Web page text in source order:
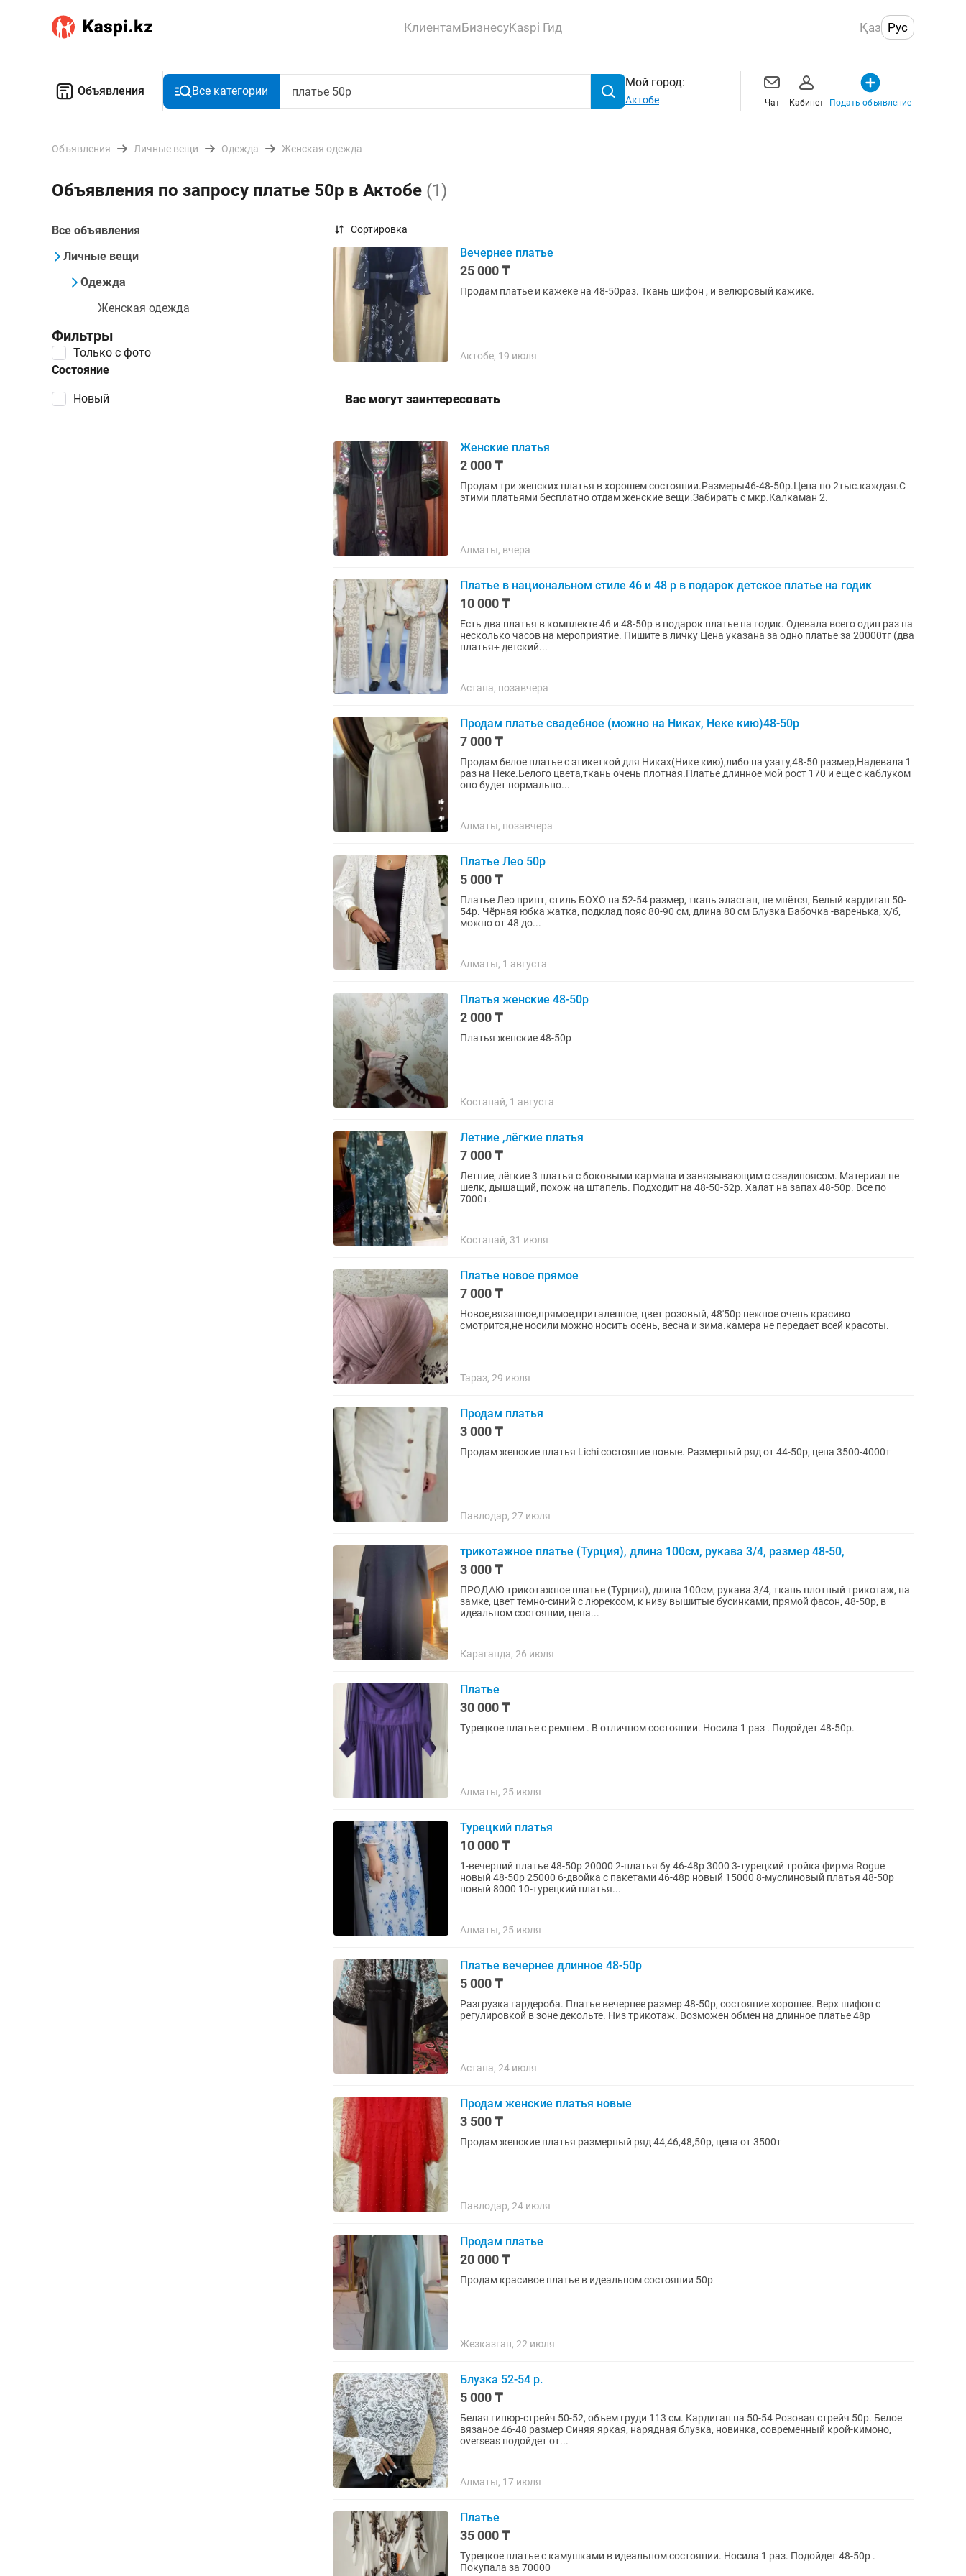
КлиентамБизнесуKaspi Гид Қаз Рус
Объявления Все категории
Мой город:
Актобе Чат Кабинет Подать объявление
Объявления Личные вещи Одежда Женская одежда
Объявления по запросу платье 50р в Актобе (1)
Все объявления
Личные вещи
Одежда
Женская одежда
Фильтры
Состояние
Новый
Только с фото
Сортировка
Вечернее платье
25 000 ₸
Продам платье и кажеке на 48-50раз. Ткань шифон , и велюровый кажике.
Актобе, 19 июля
Вас могут заинтересовать
Женские платья
2 000 ₸
Продам три женских платья в хорошем состоянии.Размеры46-48-50р.Цена по 2тыс.каждая.С
этими платьями бесплатно отдам женские вещи.Забирать с мкр.Калкаман 2.
Алматы, вчера
Платье в национальном стиле 46 и 48 р в подарок детское платье на годик
10 000 ₸
Есть два платья в комплекте 46 и 48-50р в подарок платье на годик. Одевала всего один раз на
несколько часов на мероприятие. Пишите в личку Цена указана за одно платье за 20000тг (два
платья+ детский...
Астана, позавчера
Продам платье свадебное (можно на Никах, Неке кию)48-50р
7 000 ₸
Продам белое платье с этикеткой для Никах(Нике кию),либо на узату,48-50 размер,Надевала 1
раз на Неке.Белого цвета,ткань очень плотная.Платье длинное мой рост 170 и еще с каблуком
оно будет нормально...
Алматы, позавчера
Платье Лео 50р
5 000 ₸
Платье Лео принт, стиль БОХО на 52-54 размер, ткань эластан, не мнётся, Белый кардиган 50-
54р. Чёрная юбка жатка, подклад пояс 80-90 см, длина 80 см Блузка Бабочка -варенька, х/б,
можно от 48 до...
Алматы, 1 августа
Платья женские 48-50р
2 000 ₸
Платья женские 48-50р
Костанай, 1 августа
Летние ,лёгкие платья
7 000 ₸
Летние, лёгкие 3 платья с боковыми кармана и завязывающим с сзадипоясом. Материал не
шелк, дышащий, похож на штапель. Подходит на 48-50-52р. Халат на запах 48-50р. Все по
7000т.
Костанай, 31 июля
Платье новое прямое
7 000 ₸
Новое,вязанное,прямое,приталенное, цвет розовый, 48'50р нежное очень красиво
смотрится,не носили можно носить осень, весна и зима.камера не передает всей красоты.
Тараз, 29 июля
Продам платья
3 000 ₸
Продам женские платья Lichi состояние новые. Размерный ряд от 44-50р, цена 3500-4000т
Павлодар, 27 июля
трикотажное платье (Турция), длина 100см, рукава 3/4, размер 48-50,
3 000 ₸
ПРОДАЮ трикотажное платье (Турция), длина 100см, рукава 3/4, ткань плотный трикотаж, на
замке, цвет темно-синий с люрексом, к низу вышитые бусинками, прямой фасон, 48-50р, в
идеальном состоянии, цена...
Караганда, 26 июля
Платье
30 000 ₸
Турецкое платье с ремнем . В отличном состоянии. Носила 1 раз . Подойдет 48-50р.
Алматы, 25 июля
Турецкий платья
10 000 ₸
1-вечерний платье 48-50р 20000 2-платья бу 46-48р 3000 3-турецкий тройка фирма Rogue
новый 48-50р 25000 6-двойка с пакетами 46-48р новый 15000 8-муслиновый платья 48-50р
новый 8000 10-турецкий платья...
Алматы, 25 июля
Платье вечернее длинное 48-50р
5 000 ₸
Разгрузка гардероба. Платье вечернее размер 48-50р, состояние хорошее. Верх шифон с
регулировкой в зоне декольте. Низ трикотаж. Возможен обмен на длинное платье 48р
Астана, 24 июля
Продам женские платья новые
3 500 ₸
Продам женские платья размерный ряд 44,46,48,50р, цена от 3500т
Павлодар, 24 июля
Продам платье
20 000 ₸
Продам красивое платье в идеальном состоянии 50р
Жезказган, 22 июля
Блузка 52-54 р.
5 000 ₸
Белая гипюр-стрейч 50-52, объем груди 113 см. Кардиган на 50-54 Розовая стрейч 50р. Белое
вязаное 46-48 размер Синяя яркая, нарядная блузка, новинка, современный крой-кимоно,
overseas подойдет от...
Алматы, 17 июля
Платье
35 000 ₸
Турецкое платье с камушками в идеальном состоянии. Носила 1 раз. Подойдет 48-50р .
Покупала за 70000